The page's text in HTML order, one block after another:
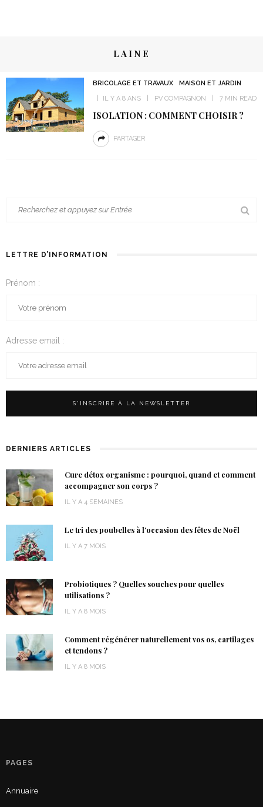
LAINE
BRICOLAGE ET TRAVAUX
MAISON ET JARDIN
IL Y A 8 ANS
PV COMPAGNON 7 MIN READ
ISOLATION : COMMENT CHOISIR ?
PARTAGER
LETTRE D’INFORMATION
Prénom :
Adresse email :
DERNIERS ARTICLES
Cure détox organisme : pourquoi, quand et comment
accompagner son corps ?
IL Y A 4 SEMAINES
Le tri des poubelles à l’occasion des fêtes de Noël
IL Y A 7 MOIS
Probiotiques ? Quelles souches pour quelles
utilisations ?
IL Y A 8 MOIS
Comment régénérer naturellement vos os, cartilages
et tendons ?
IL Y A 8 MOIS
PAGES
Annuaire